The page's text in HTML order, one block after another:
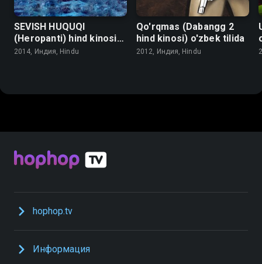
SEVISH HUQUQI
(Heropanti) hind kinosi
o'zbek tilida
2014, Индия, Hindu
Qo'rqmas (Dabangg 2
hind kinosi) o'zbek tilida
2012, Индия, Hindu
hophop.tv
Информация